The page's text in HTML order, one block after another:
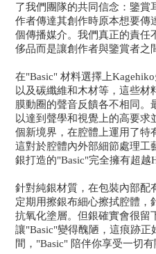
了我們團隊的共同信念：鑒賞
作者傳達其創作時原本想要傳
個傳播媒介。我們真正的責任
侈品而是讓創作者與鑒賞者之
在"Basic" 材料選擇上
以及碳纖維和木材等，這些材
膜動圈的聲音反饋各不相同。
以達到聲學和視覺上的高要求
個新境界，在腔體上運用了特
這對於腔體內外部細節處理工
銀打造的"Basic"完全擁有超越
針對純銀材質，在包裝內部配
定期用擦銀布細心擦拭腔體，
抗氧化塗層。但銀確實會很留
讓"Basic"變得醜陋，這痕跡
間，"Basic" 陪伴你享受一切有